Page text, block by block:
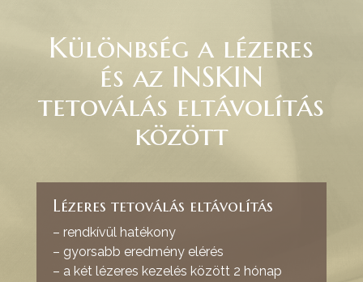
Különbség a lézeres
és az INSKIN
tetoválás eltávolítás
között
Lézeres tetoválás eltávolítás
– rendkívül hatékony
– gyorsabb eredmény elérés
– a két lézeres kezelés között 2 hónap